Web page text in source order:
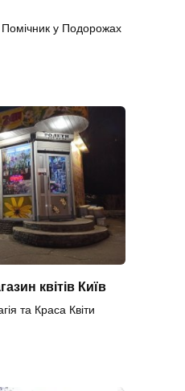
у Подорожах
квітів Київ
та Краса Квіти